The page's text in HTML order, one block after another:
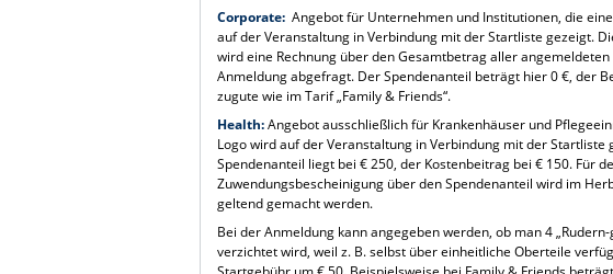
Corporate: Angebot für Unternehmen und Institutionen, die
auf der Veranstaltung in Verbindung mit der Startliste gezeigt.
wird eine Rechnung über den Gesamtbetrag aller
Anmeldung abgefragt. Der Spendenanteil beträgt hier 0 €, der
zugute wie im Tarif „Family & Friends“.
Health:Angebot ausschließlich für Krankenhäuser und
Logo wird auf der Veranstaltung in Verbindung mit der
Spendenanteil liegt bei € 250, der Kostenbeitrag bei € 150. Für
Zuwendungsbescheinigung über den Spendenanteil wird im
geltend gemacht werden.
Bei der Anmeldung kann angegeben werden, ob man 4
verzichtet wird, weil z. B. selbst über einheitliche Oberteile